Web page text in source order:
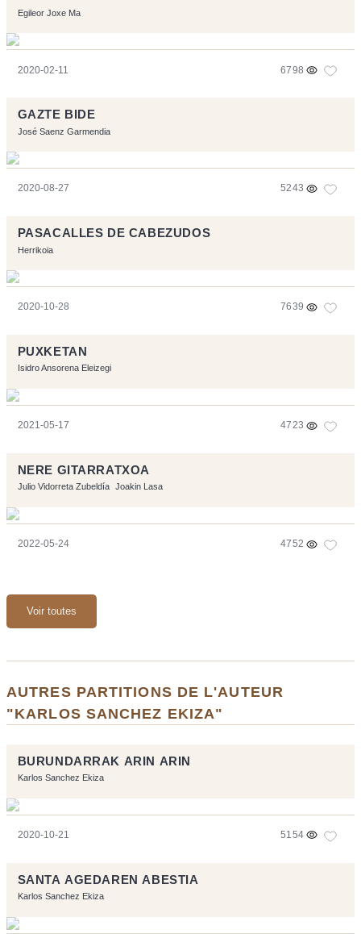
Egileor Joxe Ma
2020-02-11 6798
GAZTE BIDE
José Saenz Garmendia
2020-08-27 5243
PASACALLES DE CABEZUDOS
Herrikoia
2020-10-28 7639
PUXKETAN
Isidro Ansorena Eleizegi
2021-05-17 4723
NERE GITARRATXOA
Julio Vidorreta Zubeldía Joakin Lasa
2022-05-24 4752
Voir toutes
AUTRES PARTITIONS DE L'AUTEUR
"KARLOS SANCHEZ EKIZA"
BURUNDARRAK ARIN ARIN
Karlos Sanchez Ekiza
2020-10-21 5154
SANTA AGEDAREN ABESTIA
Karlos Sanchez Ekiza